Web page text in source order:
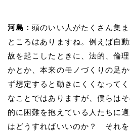
河島：頭のいい人がたくさん集
ところはありますね。例えば自
故を起こしたときに、法的、倫
かとか、本来のモノづくりの足
ず想定すると動きにくくなって
なことではありますが、僕らは
的に困難を抱えている人たちに
はどうすればいいのか？ それ